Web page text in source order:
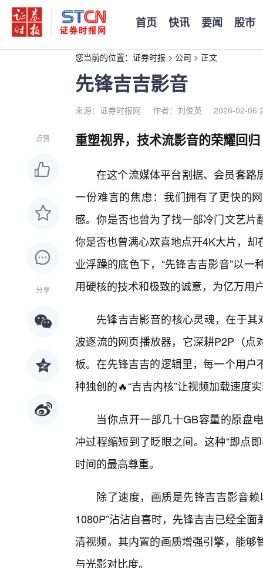
首页 快讯 要闻 股市
您当前的位置： 证券时报 > 公司 > 正文
先锋吉吉影音
来源：证券时报网 作者：刘俊英 2026-02-06
点赞
分享
重塑视界，技术流影音的荣耀回归
在这个流媒体平台割据、会员套路
一份难言的焦虑：我们拥有了更快的
感。你是否也曾为了找一部冷门文艺
你是否也曾满心欢喜地点开4K大片，
业浮躁的底色下，“先锋吉吉影音”以
用硬核的技术和极致的诚意，为亿万用
先锋吉吉影音的核心灵魂，在于其
波逐流的网页播放器，它深耕P2P（点
板。在先锋吉吉的逻辑里，每一个用
种独创的🔥“吉吉内核”让视频加载速度
当你点开一部几十GB容量的原盘
冲过程缩短到了眨眼之间。这种“即点
时间的最高尊重。
除了速度，画质是先锋吉吉影音
1080P”沾沾自喜时，先锋吉吉已经全
清视频。其内置的画质增强引擎，能
与光影对比度。